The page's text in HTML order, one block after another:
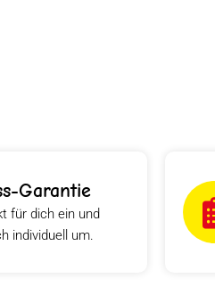
Garantie
für dich ein und
individuell um.